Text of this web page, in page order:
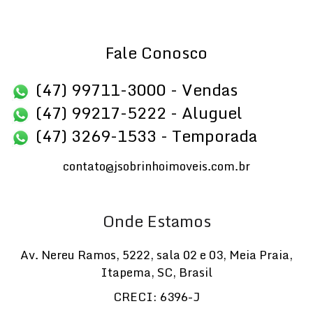
Fale Conosco
(47) 99711-3000 - Vendas
(47) 99217-5222 - Aluguel
(47) 3269-1533 - Temporada
contato@jsobrinhoimoveis.com.br
Onde Estamos
Av. Nereu Ramos, 5222, sala 02 e 03, Meia Praia,
Itapema, SC, Brasil
CRECI: 6396-J